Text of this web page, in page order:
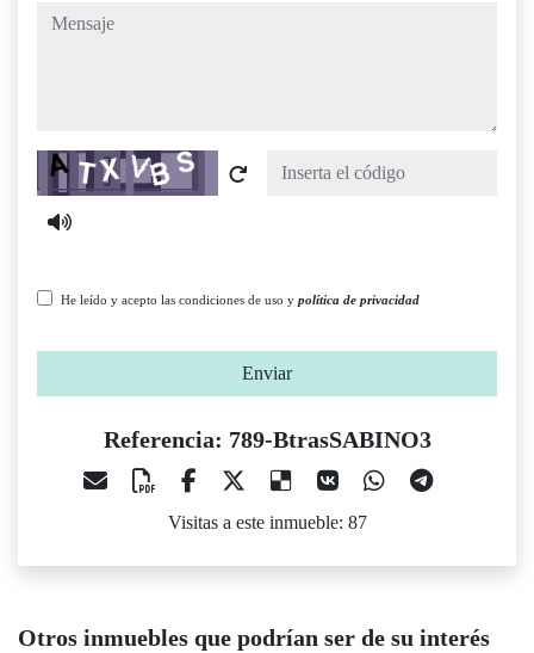
mensaje
Captcha
He leído y acepto las condiciones de uso y política de privacidad
Enviar
Referencia: 789-BtrasSABINO3
Visitas a este inmueble: 87
Otros inmuebles que podrían ser de su interés